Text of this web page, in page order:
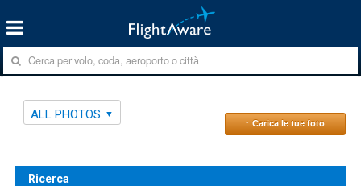
ALL PHOTOS
↑ Carica le tue foto
Ricerca